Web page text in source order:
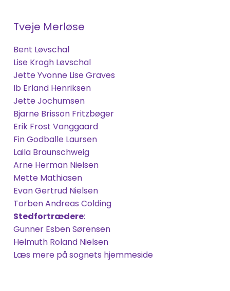
Tveje Merløse
Bent Løvschal
Lise Krogh Løvschal
Jette Yvonne Lise Graves
Ib Erland Henriksen
Jette Jochumsen
Bjarne Brisson Fritzbøger
Erik Frost Vanggaard
Fin Godballe Laursen
Laila Braunschweig
Arne Herman Nielsen
Mette Mathiasen
Evan Gertrud Nielsen
Torben Andreas Colding
Stedfortrædere:
Gunner Esben Sørensen
Helmuth Roland Nielsen
Læs mere på sognets hjemmeside